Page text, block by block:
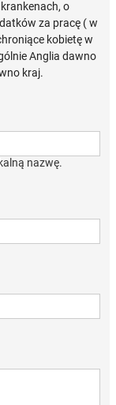
o
za pracę ( w
kobietę w
Anglia dawno
kraj.
nazwę.